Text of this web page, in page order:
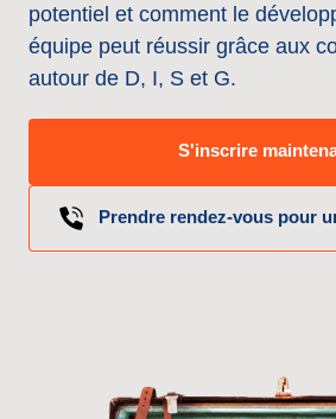
potentiel et comment le
équipe peut réussir grâce aux
autour de D, I, S et G.
S'inscrire
Prendre rendez-vous pour